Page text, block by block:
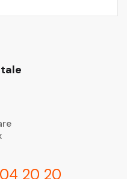
20 20